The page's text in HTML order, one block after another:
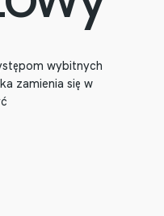
wybitnych
zamienia się w